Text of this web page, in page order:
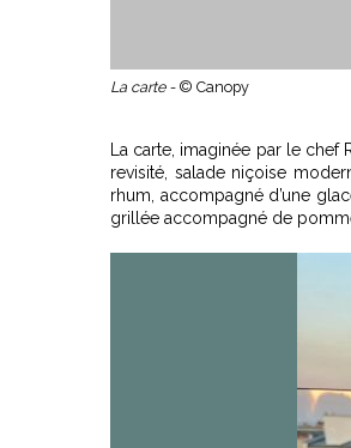
La carte - © Canopy
La carte, imaginée par le
revisité, salade niçoise
rhum, accompagné d’une
grillée accompagné de